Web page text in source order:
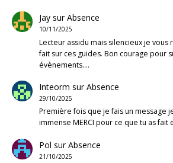
JaysurAbsence
10/11/2025
Lecteur assidu mais silencieux je
fait sur ces guides. Bon courage pour
évènements.…
Inteorm surAbsence
29/10/2025
Première fois que je fais un message
immense MERCI pour ce que tu as fait
Pol surAbsence
21/10/2025